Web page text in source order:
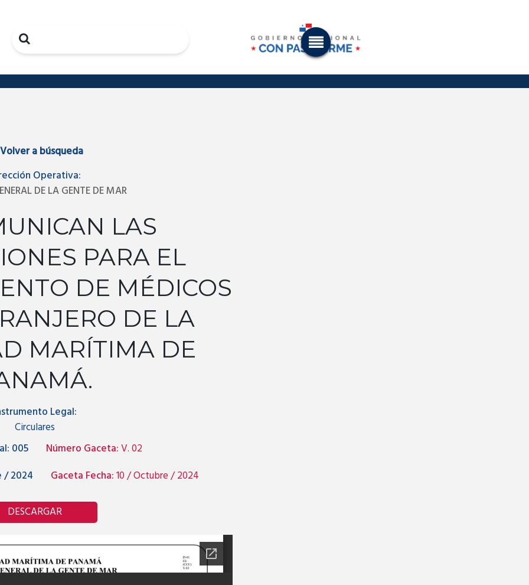
Search
a búsqueda
Operativa:
DE LA GENTE DE MAR
LAS
PARA EL
DE MÉDICOS
DE LA
MARÍTIMA DE
Legal:
Circulares
005 Número Gaceta:V. 02
/ 2024
Gaceta Fecha:10 / Octubre / 2024
DESCARGAR